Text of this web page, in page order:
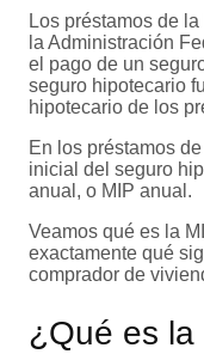
Los préstamos de
la Administración
el pago de un
seguro hipotecario
hipotecario de los
En los préstamos
inicial del seguro
anual, o MIP anual.
Veamos qué es la
exactamente qué
comprador de
¿Qué es la